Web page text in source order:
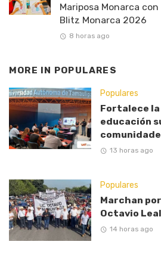
Mariposa Monarca
Blitz Monarca 2026
8 horas ago
MORE IN POPULARES
Populares
Fortalece la
educación
13 horas ago
Populares
Marchan
Octavio Leal
14 horas ago